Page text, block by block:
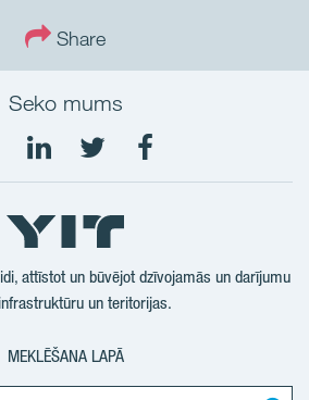
Share
Seko mums
Seko
mums
LinkedIn
Seko
mums
Twtitter
Seko
attīstot un būvējot dzīvojamās un darījumu
un teritorijas.
MEKLĒŠANA LAPĀ